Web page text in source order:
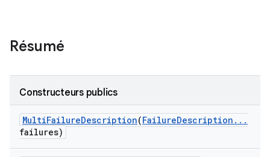
Résumé
Constructeurs publics
MultiFailureDescription(FailureDescription . . .
failures)